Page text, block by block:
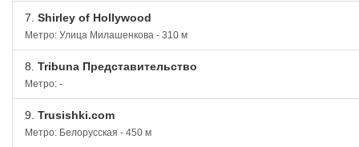
7. Shirley of Hollywood
Метро: Улица Милашенкова - 310 м
8. Tribuna Представительство
Метро: -
9. Trusishki.com
Метро: Белорусская - 450 м